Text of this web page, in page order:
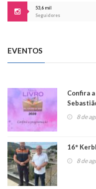
53,6 mil
Seguidores
EVENTOS
Confira
8 de
16°
8 de